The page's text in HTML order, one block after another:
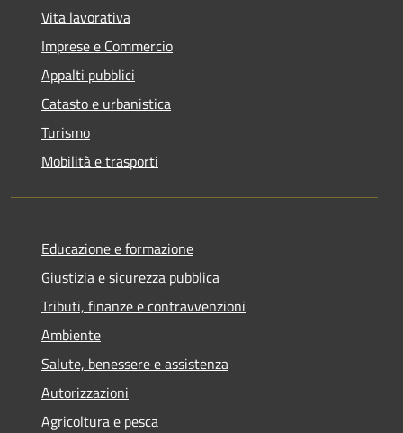
Vita lavorativa
Imprese e Commercio
Appalti pubblici
Catasto e urbanistica
Turismo
Mobilità e trasporti
Educazione e formazione
Giustizia e sicurezza pubblica
Tributi, finanze e contravvenzioni
Ambiente
Salute, benessere e assistenza
Autorizzazioni
Agricoltura e pesca